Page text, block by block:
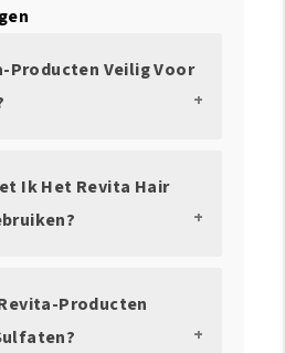
Producten Veilig Voor
Ik Het Revita Hair
Producten